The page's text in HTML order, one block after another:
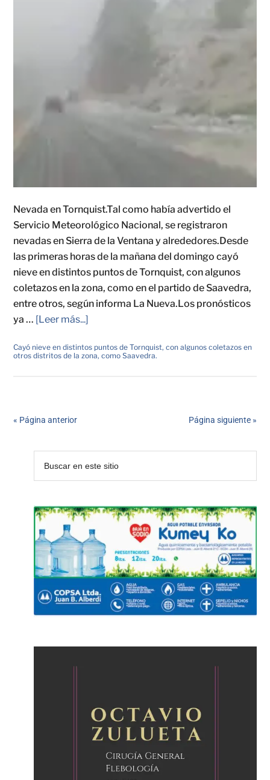
Nevada en Tornquist.Tal como había advertido el
Servicio Meteorológico Nacional, se registraron
nevadas en Sierra de la Ventana y alrededores.Desde
las primeras horas de la mañana del domingo cayó
nieve en distintos puntos de Tornquist, con algunos
coletazos en la zona, como en el partido de Saavedra,
entre otros, según informa La Nueva.Los pronósticos
ya … [Leer más...]
Cayó nieve en distintos puntos de Tornquist, con algunos coletazos en
otros distritos de la zona, como Saavedra.
« Página anterior Página siguiente »